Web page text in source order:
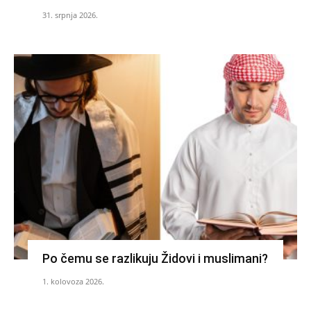
31. srpnja 2026.
Po čemu se razlikuju Židovi i muslimani?
1. kolovoza 2026.